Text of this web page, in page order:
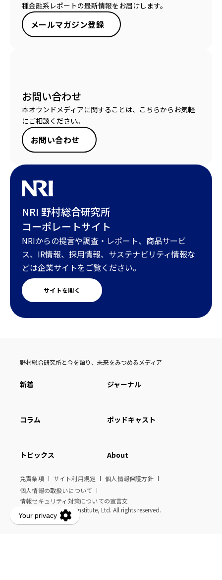
種金融系レポートの最新情報をお届けします。
メールマガジン登録
お問い合わせ
本オウンドメディアに関することは、こちらからお気軽
にご相談ください。
お問い合わせ
NRI 野村総合研究所
コーポレートサイト
NRIからの提言や調査・レポート、商品サービ
ス、IR情報、採用情報、サステナビリティ情報な
どは企業サイトをご覧ください。
サイトを開く
野村総合研究所と今を語り、未来をみつめるメディア
新着 ジャーナル
コラム ポッドキャスト
トピックス About
免責条項 サイト利用規定
個人情報保護方針
個人情報の取扱いについて
情報セキュリティ対策についての宣言文
© Nomura Research Institute, Ltd. All rights reserved.